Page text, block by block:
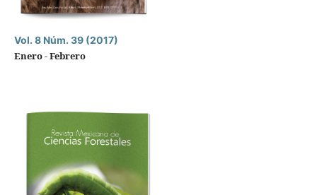
Vol. 8 Núm. 39 (2017)
Enero - Febrero